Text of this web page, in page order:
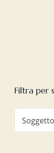
Filtra per
Soggetto